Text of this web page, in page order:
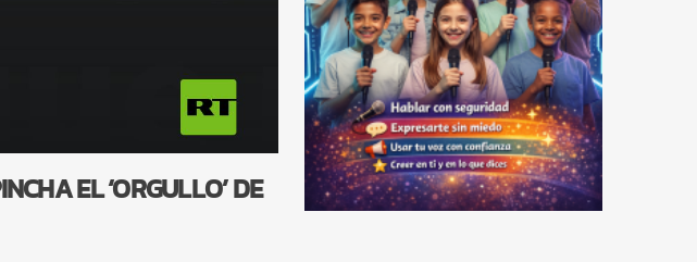
EL ‘ORGULLO’ DE